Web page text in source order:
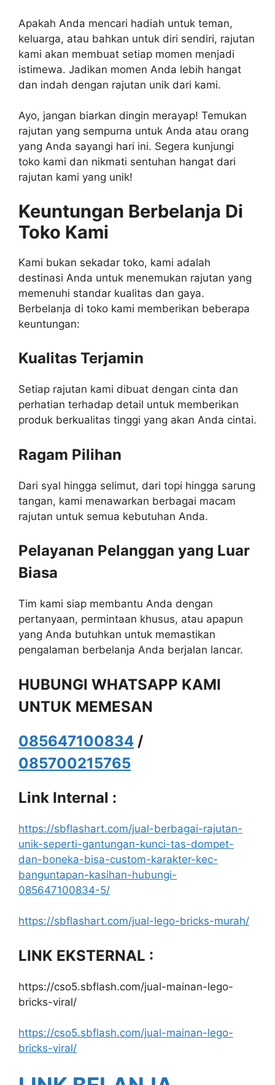
Apakah Anda mencari hadiah untuk teman,
keluarga, atau bahkan untuk diri sendiri, rajutan
kami akan membuat setiap momen menjadi
istimewa. Jadikan momen Anda lebih hangat
dan indah dengan rajutan unik dari kami.
Ayo, jangan biarkan dingin merayap! Temukan
rajutan yang sempurna untuk Anda atau orang
yang Anda sayangi hari ini. Segera kunjungi
toko kami dan nikmati sentuhan hangat dari
rajutan kami yang unik!
Keuntungan Berbelanja Di
Toko Kami
Kami bukan sekadar toko, kami adalah
destinasi Anda untuk menemukan rajutan yang
memenuhi standar kualitas dan gaya.
Berbelanja di toko kami memberikan beberapa
keuntungan:
Kualitas Terjamin
Setiap rajutan kami dibuat dengan cinta dan
perhatian terhadap detail untuk memberikan
produk berkualitas tinggi yang akan Anda cintai.
Ragam Pilihan
Dari syal hingga selimut, dari topi hingga sarung
tangan, kami menawarkan berbagai macam
rajutan untuk semua kebutuhan Anda.
Pelayanan Pelanggan yang Luar
Biasa
Tim kami siap membantu Anda dengan
pertanyaan, permintaan khusus, atau apapun
yang Anda butuhkan untuk memastikan
pengalaman berbelanja Anda berjalan lancar.
HUBUNGI WHATSAPP KAMI
UNTUK MEMESAN
085647100834 /
085700215765
Link Internal :
https://sbflashart.com/jual-berbagai-rajutan-
unik-seperti-gantungan-kunci-tas-dompet-
dan-boneka-bisa-custom-karakter-kec-
banguntapan-kasihan-hubungi-
085647100834-5/
https://sbflashart.com/jual-lego-bricks-murah/
LINK EKSTERNAL :
https://cso5.sbflash.com/jual-mainan-lego-
bricks-viral/
https://cso5.sbflash.com/jual-mainan-lego-
bricks-viral/